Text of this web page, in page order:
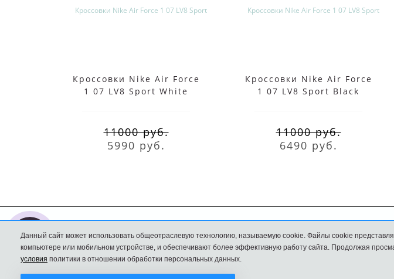
Кроссовки Nike Air Force
1 07 LV8 Sport White
11000 руб.
5990 руб.
Кроссовки Nike Air Force
1 07 LV8 Sport Black
11000 руб.
6490 руб.
Nike интернет
магазин
Доставка и оплата Обмен и возврат
Политика
Конфиденциальности
Данный сайт может использовать общеотраслевую технологию, называемую cookie. Файлы cookie
компьютере или мобильном устройстве, и обеспечивают более эффективную работу сайта. Продолжая
условия политики в отношении обработки персональных данных.